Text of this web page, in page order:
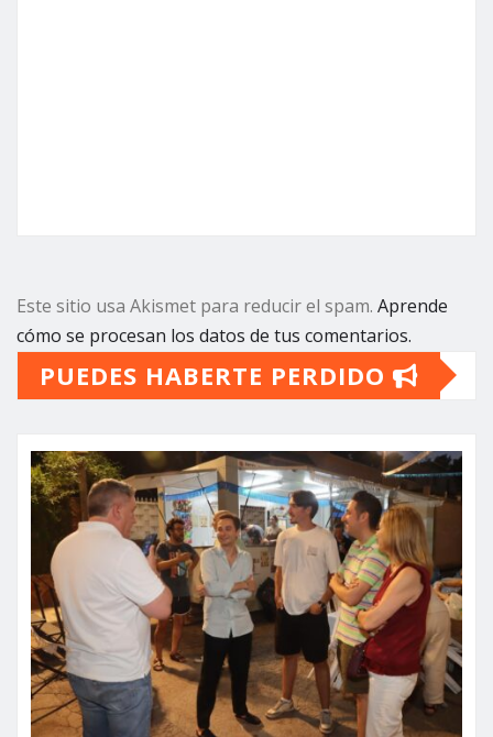
Este sitio usa Akismet para reducir el spam. Aprende
cómo se procesan los datos de tus comentarios.
PUEDES HABERTE PERDIDO